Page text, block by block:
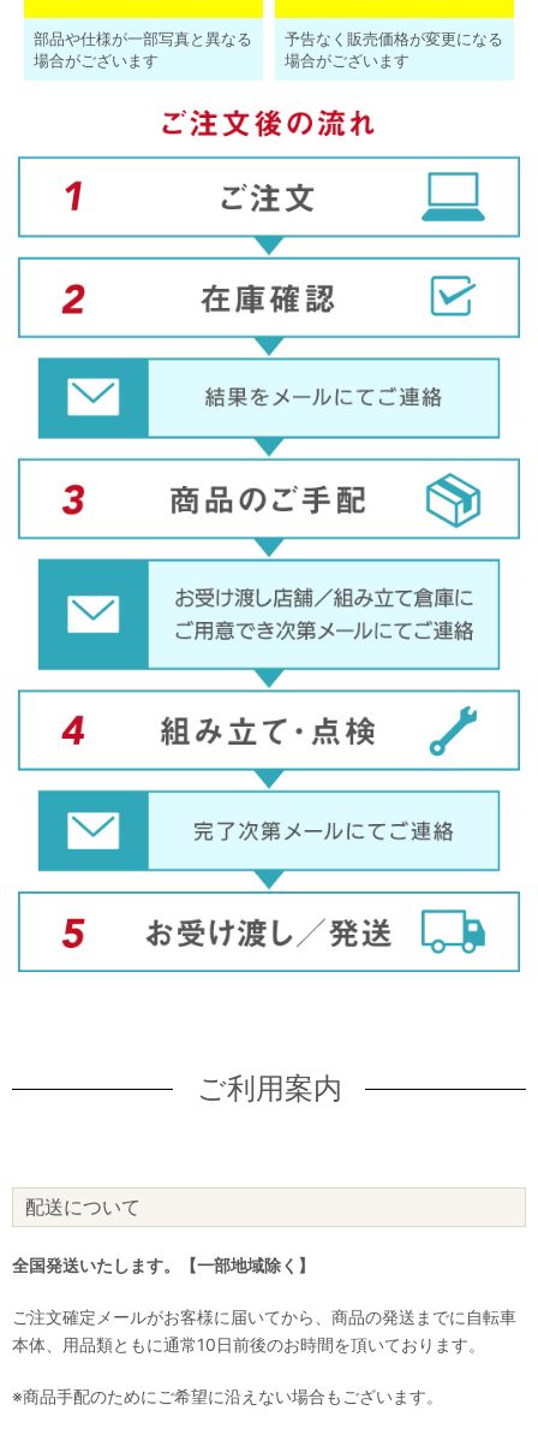
部品や仕様が一部写真と異なる
場合がございます
予告なく販売価格が変更になる
場合がございます
ご利用案内
配送について
全国発送いたします。【一部地域除く】
ご注文確定メールがお客様に届いてから、商品の発送までに自転車
本体、用品類ともに通常10日前後のお時間を頂いております。
※商品手配のためにご希望に沿えない場合もございます。